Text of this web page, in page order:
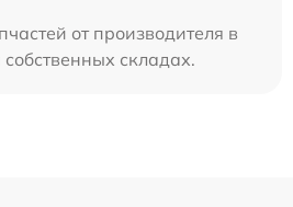
от производителя в
складах.